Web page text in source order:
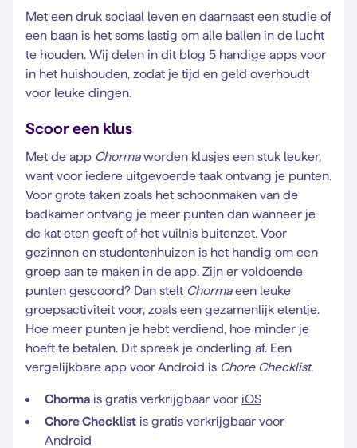
Met een druk sociaal leven en daarnaast een studie of
een baan is het soms lastig om alle ballen in de lucht
te houden. Wij delen in dit blog 5 handige apps voor
in het huishouden, zodat je tijd en geld overhoudt
voor leuke dingen.
Scoor een klus
Met de app Chormaworden klusjes een stuk leuker,
want voor iedere uitgevoerde taak ontvang je punten.
Voor grote taken zoals het schoonmaken van de
badkamer ontvang je meer punten dan wanneer je
de kat eten geeft of het vuilnis buitenzet. Voor
gezinnen en studentenhuizen is het handig om een
groep aan te maken in de app. Zijn er voldoende
punten gescoord? Dan stelt Chormaeen leuke
groepsactiviteit voor, zoals een gezamenlijk etentje.
Hoe meer punten je hebt verdiend, hoe minder je
hoeft te betalen. Dit spreek je onderling af. Een
vergelijkbare app voor Android is Chore Checklist.
Chorma is gratis verkrijgbaar voor iOS
Chore Checklist is gratis verkrijgbaar voor
Android